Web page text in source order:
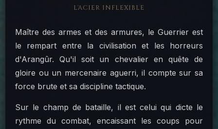
L'ACIER INFLEXIBLE
Maître des armes et des armures, le Guerrier est
le rempart entre la civilisation et les horreurs
d'Arangûr. Qu'il soit un chevalier en quête de
gloire ou un mercenaire aguerri, il compte sur sa
force brute et sa discipline tactique.
Sur le champ de bataille, il est celui qui dicte le
rythme du combat, encaissant les coups pour